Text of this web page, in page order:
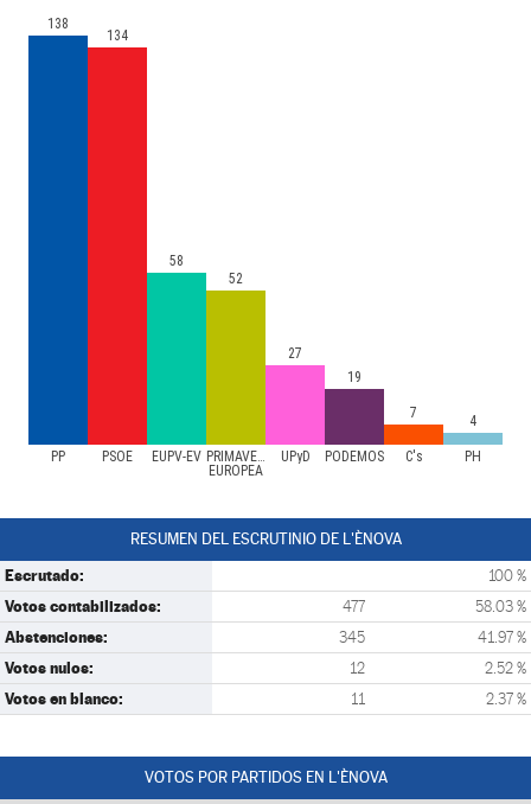
PP PSOE EUPV-EV PRIMAVERA
EUROPEA
UPyD PODEMOS C's PH
138
134
58
52
27
19
7 4
RESUMEN DEL ESCRUTINIO DE L'ÈNOVA
Escrutado: 100 %
Votos contabilizados: 477 58.03 %
Abstenciones: 345 41.97 %
Votos nulos: 12 2.52 %
Votos en blanco: 11 2.37 %
VOTOS POR PARTIDOS EN L'ÈNOVA